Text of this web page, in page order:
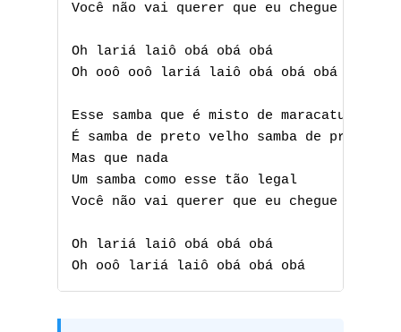
Você não vai querer que eu chegue no
Oh lariá laiô obá obá obá
Oh ooô ooô lariá laiô obá obá obá
Esse samba que é misto de maracatu
É samba de preto velho samba de preto tu
Mas que nada
Um samba como esse tão legal
Você não vai querer que eu chegue no
Oh lariá laiô obá obá obá
Oh ooô lariá laiô obá obá obá
B